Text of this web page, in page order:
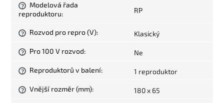
?
Modelová řada
reproduktoru: RP
? Rozvod pro repro (V): Klasický
? Pro 100 V rozvod: Ne
? Reproduktorů v balení: 1 reproduktor
? Vnější rozměr (mm): 180 x 65